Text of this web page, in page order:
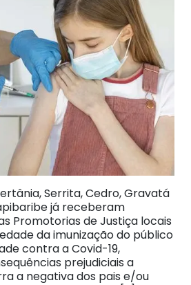
Serrita, Cedro, Gravatá
já receberam
Promotorias de Justiça locais
da imunização do público
contra a Covid-19,
prejudiciais a
a negativa dos pais e/ou